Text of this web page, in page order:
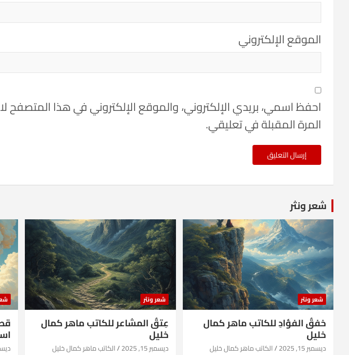
الموقع الإلكتروني
احفظ اسمي، بريدي الإلكتروني، والموقع الإلكتروني في هذا المتصفح
المرة المقبلة في تعليقي.
شعر ونثر
شعر ونثر
خفقُ الفؤادِ للكاتب ماهر كمال
خليل
ديسمبر 15, 2025 الكاتب ماهر كمال خليل
شعر ونثر
عِتقُ المشاعر للكاتب ماهر كمال
خليل
ديسمبر 15, 2025 الكاتب ماهر كمال خليل